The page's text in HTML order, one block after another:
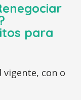
para
vigente, con o